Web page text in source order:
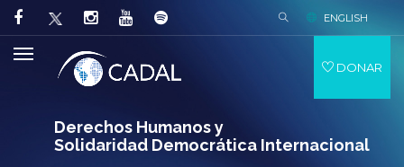
Derechos Humanos y
Solidaridad Democrática Internacional
ENGLISH
DONAR